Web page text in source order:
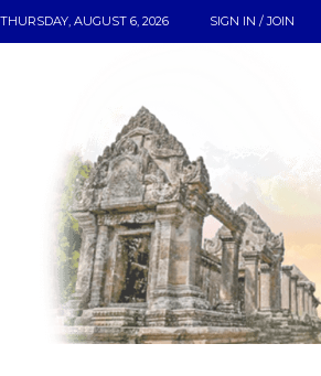
THURSDAY, AUGUST 6, 2026 SIGN IN / JOIN